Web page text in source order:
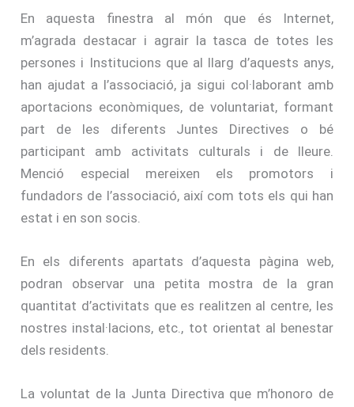
En aquesta finestra al món que és Internet,
m’agrada destacar i agrair la tasca de totes les
persones i Institucions que al llarg d’aquests anys,
han ajudat a l’associació, ja sigui col·laborant amb
aportacions econòmiques, de voluntariat, formant
part de les diferents Juntes Directives o bé
participant amb activitats culturals i de lleure.
Menció especial mereixen els promotors i
fundadors de l’associació, així com tots els qui han
estat i en son socis.
En els diferents apartats d’aquesta pàgina web,
podran observar una petita mostra de la gran
quantitat d’activitats que es realitzen al centre, les
nostres instal·lacions, etc., tot orientat al benestar
dels residents.
La voluntat de la Junta Directiva que m’honoro de